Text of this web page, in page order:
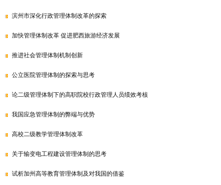
滨州市深化行政管理体制改革的探索
加快管理体制改革 促进肥西旅游经济发展
推进社会管理体制机制创新
公立医院管理体制的探索与思考
论二级管理体制下的高职院校行政管理人员绩效考核
我国应急管理体制的弊端与优势
高校二级教学管理体制改革
关于输变电工程建设管理体制的思考
试析加州高等教育管理体制及对我国的借鉴